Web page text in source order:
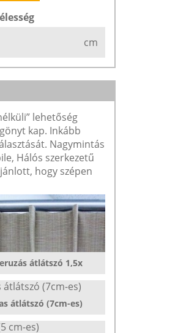
cm
lehetőség
kap. Inkább
Nagymintás
Hálós szerkezetű
hogy szépen
átlátszó 1,5x
átlátszó (7cm-es)